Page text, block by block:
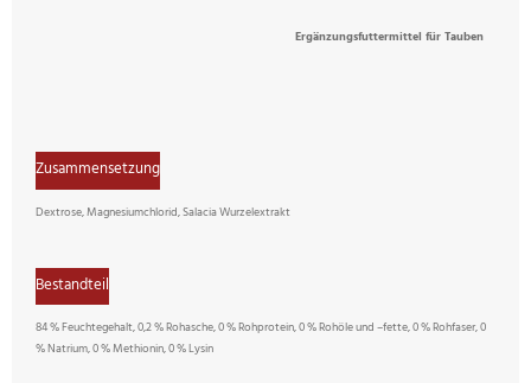
Ergänzungsfuttermittel für Tauben
Zusammensetzung
Dextrose, Magnesiumchlorid, Salacia Wurzelextrakt
Bestandteil
84 % Feuchtegehalt, 0,2 % Rohasche, 0 % Rohprotein, 0 % Rohöle und –fette, 0 % Rohfaser, 0
% Natrium, 0 % Methionin, 0 % Lysin